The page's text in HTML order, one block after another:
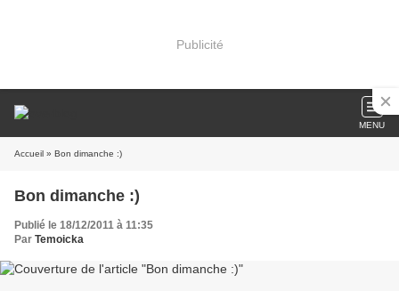
Publicité
MENU
Accueil » Bon dimanche :)
Bon dimanche :)
Publié le 18/12/2011 à 11:35
Par Temoicka